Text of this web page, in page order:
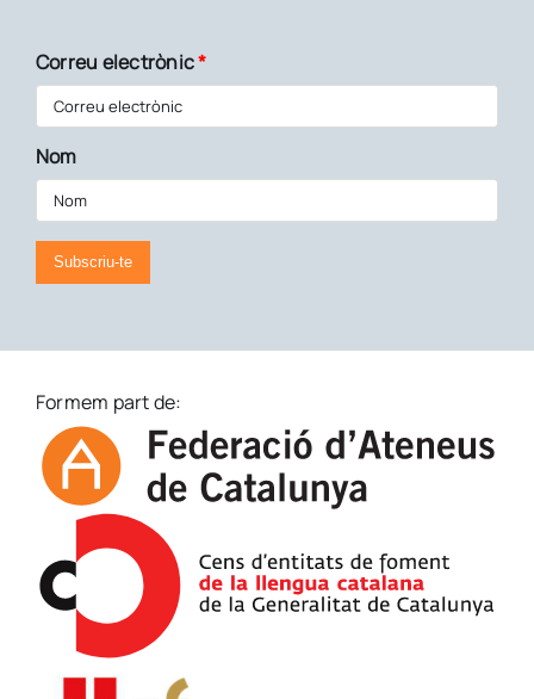
Correu electrònic*
Nom
Subscriu-te
Formem part de: